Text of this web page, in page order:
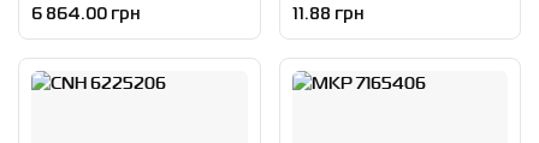
6 864.00 грн 11.88 грн